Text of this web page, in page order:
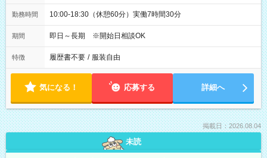
勤務時間 10:00-18:30（休憩60分）実働7時間30分
期間 即日～長期 ※開始日相談OK
特徴 履歴書不要 / 服装自由
気になる！ 応募する 詳細へ
掲載日：2026.08.04
未読